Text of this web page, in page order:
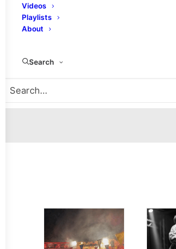
Videos
Playlists
About
Search